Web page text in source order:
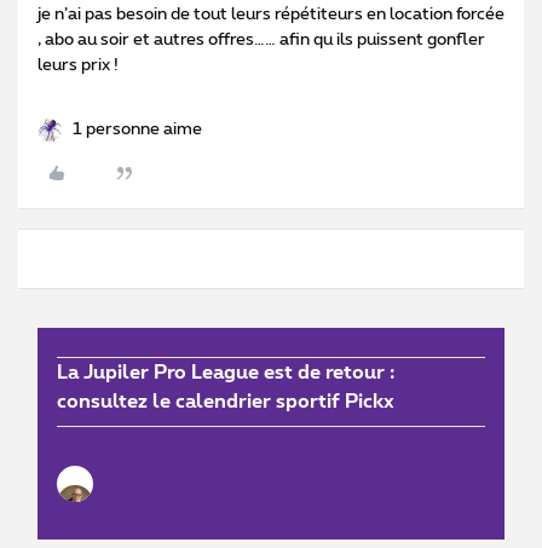
je n’ai pas besoin de tout leurs répétiteurs en location forcée
, abo au soir et autres offres…… afin qu ils puissent gonfler
leurs prix !
1 personne aime
La Jupiler Pro League est de retour :
consultez le calendrier sportif Pickx